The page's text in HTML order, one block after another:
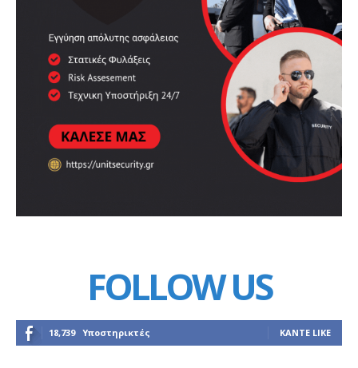
FOLLOW US
18,739 Υποστηρικτές ΚΆΝΤΕ LIKE